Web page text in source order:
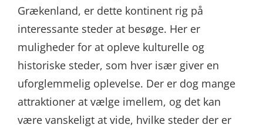
Grækenland, er dette kontinent rig på
interessante steder at besøge. Her er
muligheder for at opleve kulturelle og
historiske steder, som hver især giver en
uforglemmelig oplevelse. Der er dog mange
attraktioner at vælge imellem, og det kan
være vanskeligt at vide, hvilke steder der er